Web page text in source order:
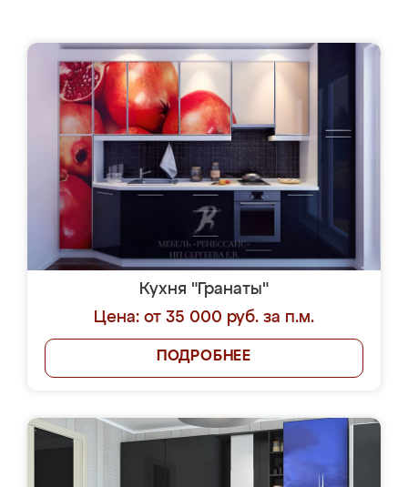
Кухня "Гранаты"
Цена: от 35 000 руб. за п.м.
ПОДРОБНЕЕ